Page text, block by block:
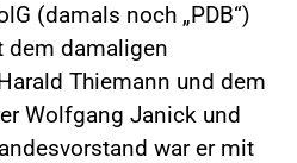
(damals noch „PDB“)
dem damaligen
Thiemann und dem
Wolfgang Janick und
war er mit